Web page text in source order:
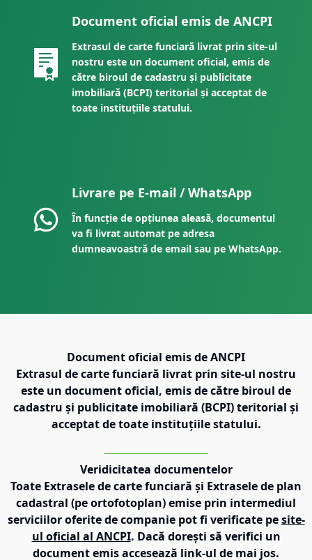
Document oficial emis de ANCPI
Extrasul de carte funciară livrat prin site-ul
nostru este un document oficial, emis de
către biroul de cadastru și publicitate
imobiliară (BCPI) teritorial și acceptat de
toate instituțiile statului.
Livrare pe E-mail / WhatsApp
În funcție de opțiunea aleasă, documentul
va fi livrat automat pe adresa
dumneavoastră de email sau pe WhatsApp.
Document oficial emis de ANCPI
Extrasul de carte funciară livrat prin site-ul nostru
este un document oficial, emis de către biroul de
cadastru și publicitate imobiliară (BCPI) teritorial și
acceptat de toate instituțiile statului.
Veridicitatea documentelor
Toate Extrasele de carte funciară și Extrasele de plan
cadastral (pe ortofotoplan) emise prin intermediul
serviciilor oferite de companie pot fi verificate pe site-
ul oficial al ANCPI. Dacă dorești să verifici un
document emis accesează link-ul de mai jos.